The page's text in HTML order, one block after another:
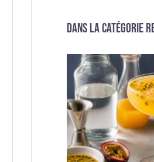
c
e
Dans la catégorie